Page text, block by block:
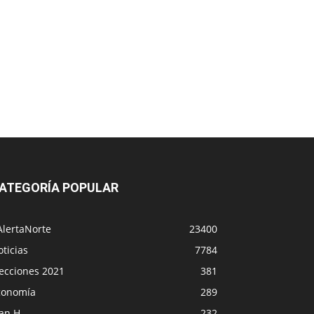
POPULAR
23400
7784
2021
381
289